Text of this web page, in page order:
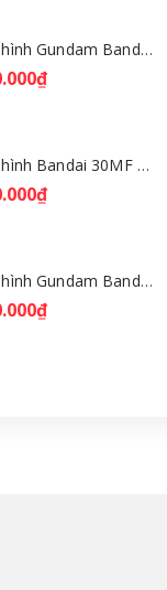
Mô hình Gundam Bandai HGGQ Zaku 1/144 – MSG GQuuuuuuX [GDB] [BHG]
Mô hình Bandai 30MF Rosan Wizard [GDB] [30MF]
Mô hình Gundam Bandai HGGQ Xavier's Gyan Hakuji-Packs 1/144 [GDB] [BHG]